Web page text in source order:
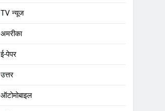
TV न्यूज
अमरीका
ई-पेपर
उत्तर
ऑटोमोबाइल